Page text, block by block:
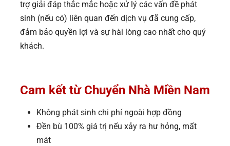
trợ giải đáp thắc mắc hoặc xử lý các vấn đề phát
sinh (nếu có) liên quan đến dịch vụ đã cung cấp,
đảm bảo quyền lợi và sự hài lòng cao nhất cho quý
khách.
Cam kết từ Chuyển Nhà Miền Nam
Không phát sinh chi phí ngoài hợp đồng
Đền bù 100% giá trị nếu xảy ra hư hỏng, mất
mát